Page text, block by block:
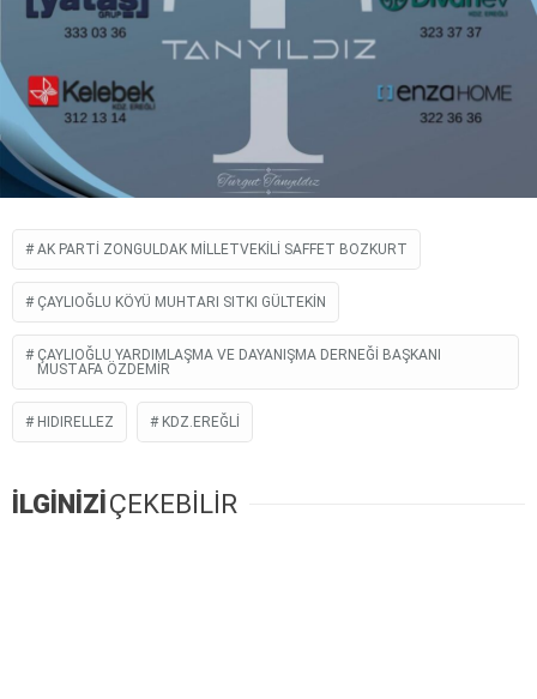
AK PARTI ZONGULDAK MILLETVEKILI SAFFET BOZKURT
ÇAYLIOĞLU KÖYÜ MUHTARI SITKI GÜLTEKIN
ÇAYLIOĞLU YARDIMLAŞMA VE DAYANIŞMA DERNEĞI BAŞKANI
MUSTAFA ÖZDEMIR
HIDIRELLEZ KDZ.EREĞLI
İLGİNİZİ ÇEKEBİLİR